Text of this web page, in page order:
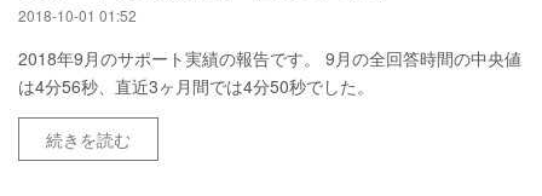
2018-10-01 01:52
2018年9月のサポート実績の報告です。 9月の全回答時間の中央値
は4分56秒、直近3ヶ月間では4分50秒でした。
続きを読む